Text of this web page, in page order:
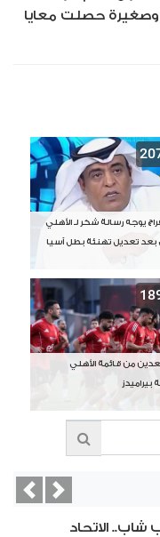
حصلت معايا
يوجه رسالة شكر لـ الأهلي
بعد تعديل تهنئة بطل آسيا
من قائمة الأهلي
بيراميدز
شاب.. الاتحاد
Next